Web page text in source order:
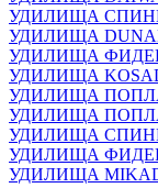
УДИЛИЩА
УДИЛИЩА
УДИЛИЩА
УДИЛИЩА
УДИЛИЩА
УДИЛИЩА
УДИЛИЩА
УДИЛИЩА
УДИЛИЩА